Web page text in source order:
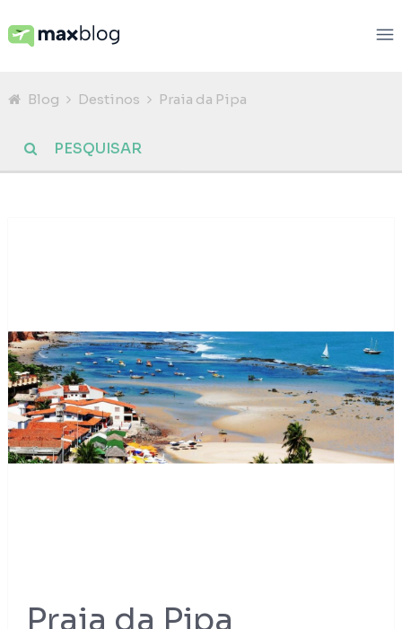
Blog Destinos Praia da Pipa
Praia da Pipa